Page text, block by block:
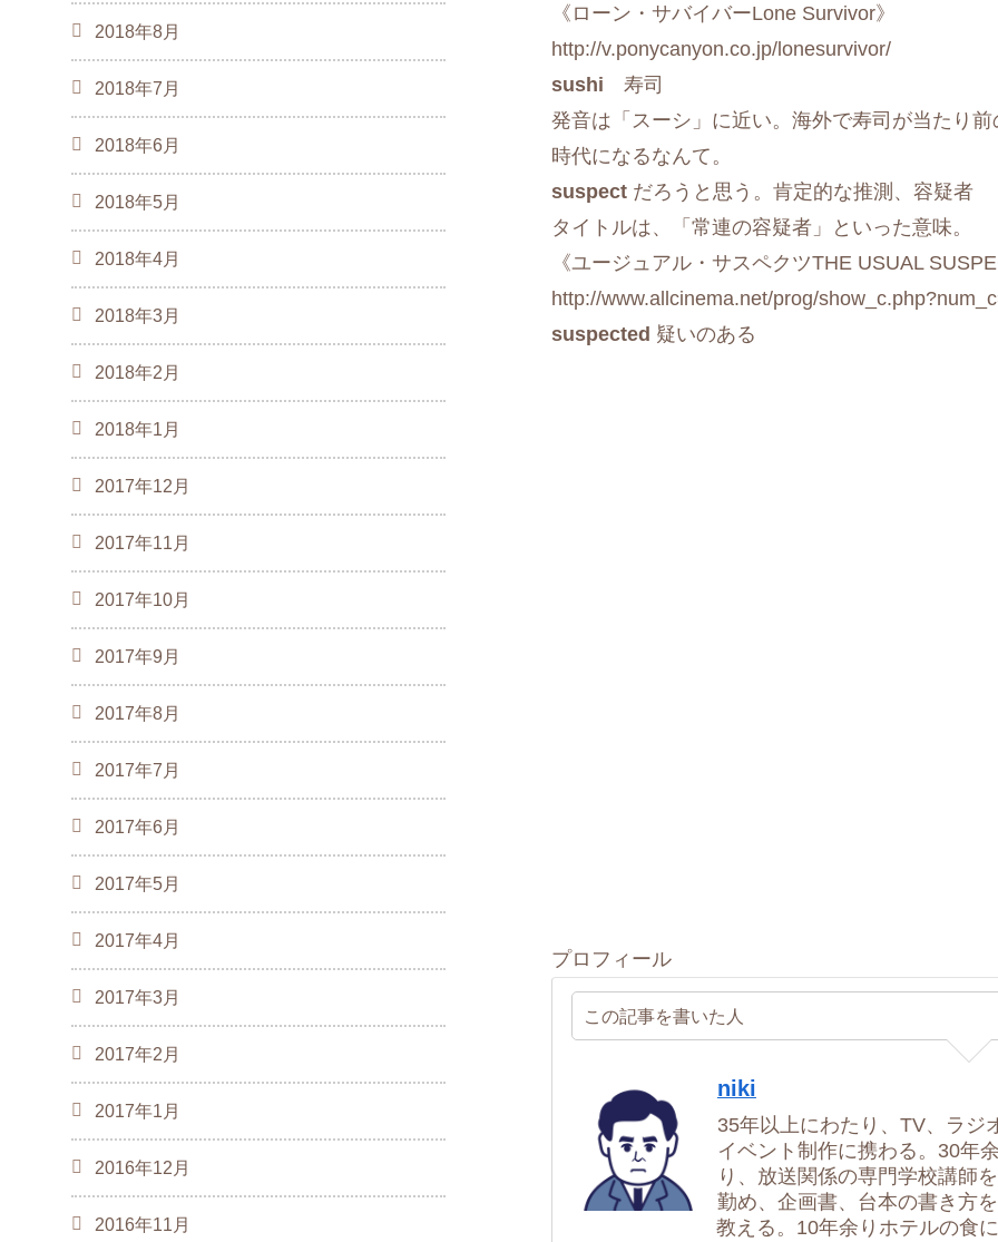
《ローン・サバイバーLone Survivor》
http://v.ponycanyon.co.jp/lonesurvivor/
sushi 寿司
発音は「スーシ」に近い。海外で寿司が当たり前
時代になるなんて。
suspect だろうと思う。肯定的な推測、容疑者
タイトルは、「常連の容疑者」といった意味。
《ユージュアル・サスペクツTHE USUAL
http://www.allcinema.net/prog/
suspected 疑いのある
プロフィール
この記事を書いた人
niki
35年以上にわたり、TV、ラジ
イベント制作に携わる。30年余
り、放送関係の専門学校講師を
勤め、企画書、台本の書き方を
教える。10年余りホテルの食に
2018年8月
2018年7月
2018年6月
2018年5月
2018年4月
2018年3月
2018年2月
2018年1月
2017年12月
2017年11月
2017年10月
2017年9月
2017年8月
2017年7月
2017年6月
2017年5月
2017年4月
2017年3月
2017年2月
2017年1月
2016年12月
2016年11月